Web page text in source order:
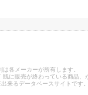
各メーカーが所有します。
に販売が終わっている商品
来るデータベースサイトで